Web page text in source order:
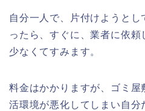
自分一人で、片付けようと
ったら、すぐに、業者に依頼
少なくてすみます。
料金はかかりますが、ゴミ屋
活環境が悪化してしまい自分